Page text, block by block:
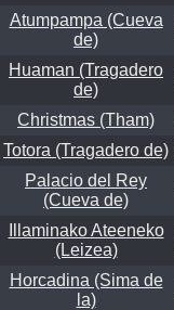
Atumpampa (Cueva
de)
Huaman (Tragadero
de)
Christmas (Tham)
Totora (Tragadero de)
Palacio del Rey
(Cueva de)
Illaminako Ateeneko
(Leizea)
Horcadina (Sima de
la)